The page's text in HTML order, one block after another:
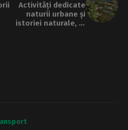
Activități dedicate
naturii urbane și
istoriei naturale, în